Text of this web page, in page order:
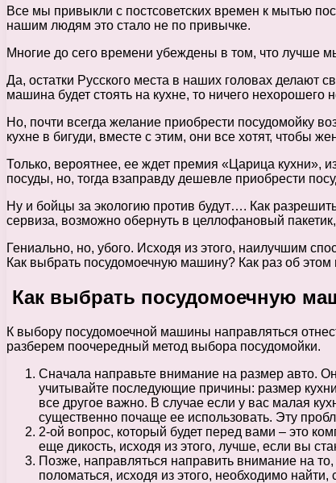
Все мы привыкли с постсоветских времен к мытью
нашим людям это стало не по привычке.
Многие до сего времени убеждены в том, что лучше
Да, остатки Русского места в наших головах делают
машина будет стоять на кухне, то ничего нехорошего
Но, почти всегда желание приобрести посудомойку
кухне в бигуди, вместе с этим, они все хотят, чтобы
Только, вероятнее, ее ждет премия «Царица кухни»,
посуды, но, тогда взаправду дешевле приобрести
Ну и бойцы за экологию против будут…. Как
сервиза, возможно обернуть в целлофановый
Гениально, но, убого. Исходя из этого, наилучшим
Как выбрать посудомоечную машину? Как раз об
Как выбрать посудомоечную
К выбору посудомоечной машины направляться
разберем поочередный метод выбора посудомойки.
Сначала направьте внимание на размер авто.
учитывайте последующие причины: размер
все другое важно. В случае если у вас малая
существенно почаще ее использовать. Эту
2-ой вопрос, который будет перед вами – это
еще дикость, исходя из этого, лучше, если вы
Позже, направляться направить внимание на
поломаться, исходя из этого, необходимо